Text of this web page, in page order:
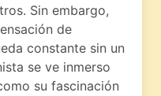
Sin embargo,
de
constante sin un
se ve inmerso
su fascinación